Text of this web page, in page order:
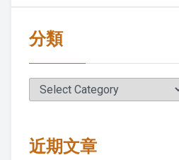
2015 夏令營
2019 敬老節活動
分類
分
近期文章